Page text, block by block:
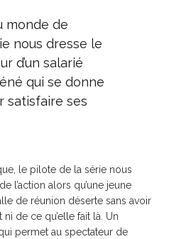
monde de
nous dresse le
d’un salarié
qui se donne
satisfaire ses
le pilote de la série nous
l’action alors qu’une jeune
de réunion déserte sans avoir
de ce qu’elle fait là. Un
permet au spectateur de